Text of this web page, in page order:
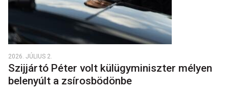
2026. JÚLIUS 2.
Szijjártó Péter volt külügyminiszter mélyen
belenyúlt a zsírosbödönbe